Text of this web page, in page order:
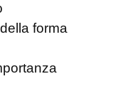
forma